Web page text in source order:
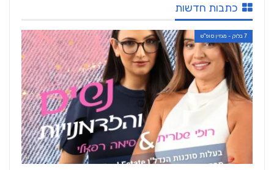
כתבות חדשות
7 בלוק - מגזין סופ"ש